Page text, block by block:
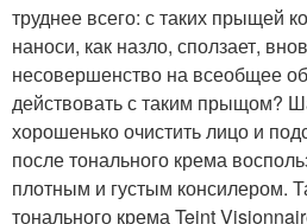
труднее всего: с таких прыщей
наноси, как назло, сползает,
несовершенство на всеобщее
действовать с таким прыщом?
хорошенько очистить лицо и
после тонального крема
плотным и густым консилером.
тонального крема Teint